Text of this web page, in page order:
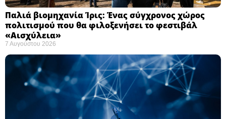
Παλιά βιομηχανία Ίρις: Ένας σύγχρονος χώρος
πολιτισμού που θα φιλοξενήσει το φεστιβάλ
«Αισχύλεια» ​
7 Αυγούστου 2026